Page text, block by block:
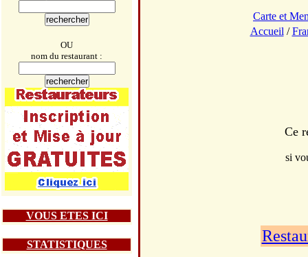
OU
nom du restaurant :
VOUS ETES ICI
STATISTIQUES
Carte et
Accueil /
Ce
si